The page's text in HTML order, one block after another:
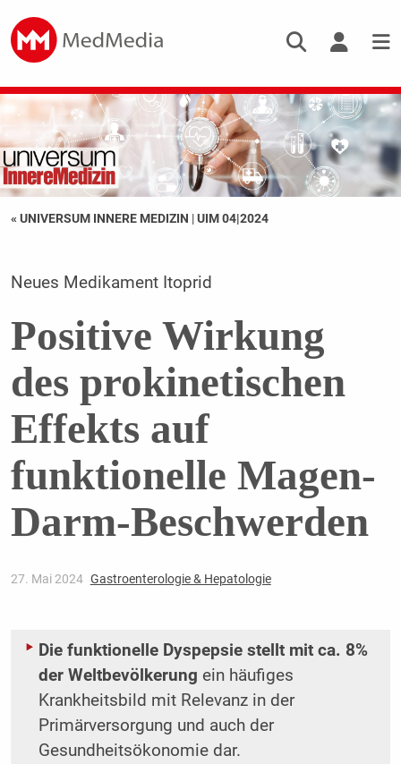
« UNIVERSUM INNERE MEDIZIN |UIM 04|2024
Neues Medikament Itoprid
Positive Wirkung
des prokinetischen
Effekts auf
funktionelle Magen-
Darm-Beschwerden
27. Mai 2024 Gastroenterologie & Hepatologie
Die funktionelle Dyspepsie stellt mit ca. 8%
der Weltbevölkerung ein häufiges
Krankheitsbild mit Relevanz in der
Primärversorgung und auch der
Gesundheitsökonomie dar.